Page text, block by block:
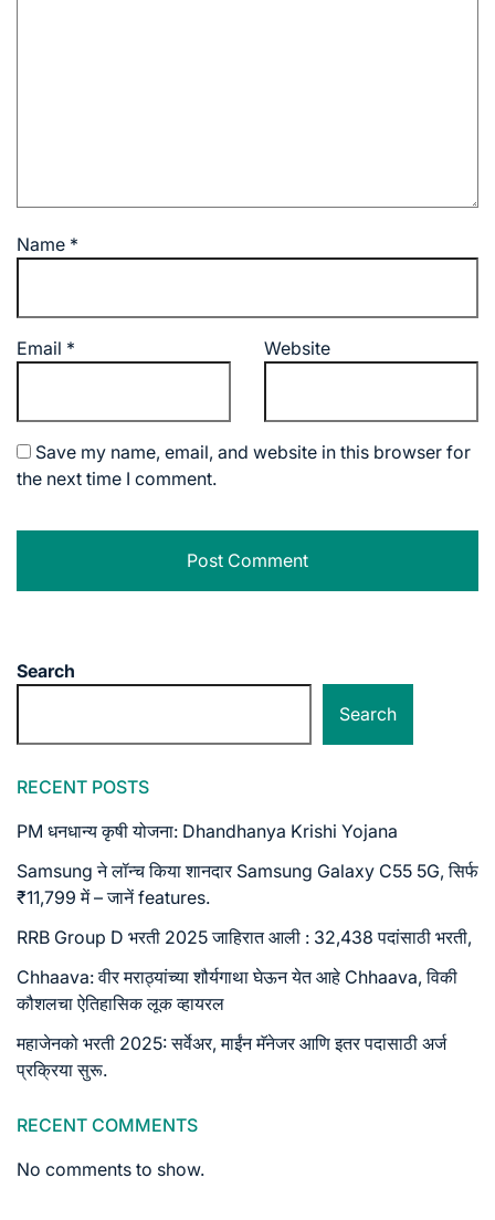
Name *
Email * Website
Save my name, email, and website in this browser for
the next time I comment.
Search
Search
RECENT POSTS
PM धनधान्य कृषी योजना: Dhandhanya Krishi Yojana
Samsung ने लॉन्च किया शानदार Samsung Galaxy C55 5G, सिर्फ
₹11,799 में – जानें features.
RRB Group D भरती 2025 जाहिरात आली : 32,438 पदांसाठी भरती,
Chhaava: वीर मराठ्यांच्या शौर्यगाथा घेऊन येत आहे Chhaava, विकी
कौशलचा ऐतिहासिक लूक व्हायरल
महाजेनको भरती 2025: सर्वेअर, माईंन मॅनेजर आणि इतर पदासाठी अर्ज
प्रक्रिया सुरू.
RECENT COMMENTS
No comments to show.